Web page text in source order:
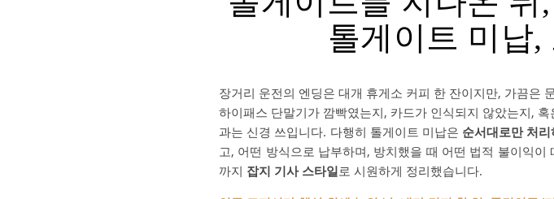
톨게이트 미납,
장거리 운전의 엔딩은 대개 휴게소 커피 한 잔이지만, 가끔은
하이패스 단말기가 깜빡였는지, 카드가 인식되지 않았는지,
과는 신경 쓰입니다. 다행히 톨게이트 미납은 순서대로만 처
고, 어떤 방식으로 납부하며, 방치했을 때 어떤 법적 불이익
까지 잡지 기사 스타일로 시원하게 정리했습니다.